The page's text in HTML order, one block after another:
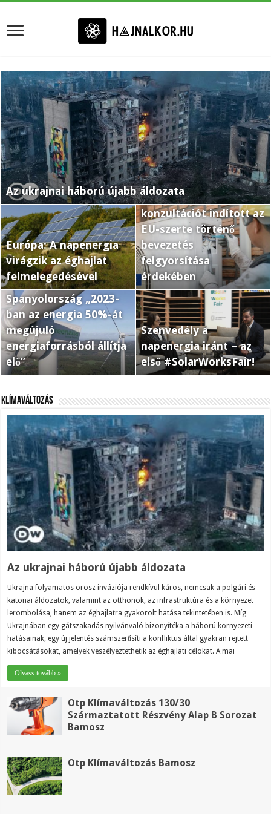
Az ukrajnai háború újabb áldozata
Európa: A napenergia
virágzik az éghajlat
felmelegedésével
Hőszivattyúkra
vonatkozó cselekvési
terv: a Bizottság online
konzultációt indított az
EU-szerte történő
bevezetés
felgyorsítása
érdekében
Spanyolország „2023-
ban az energia 50%-át
megújuló
energiaforrásból állítja
elő”
Szenvedély a
napenergia iránt – az
első #SolarWorksFair!
Klímaváltozás
Az ukrajnai háború újabb áldozata
Ukrajna folyamatos orosz inváziója rendkívül káros, nemcsak a polgári és
katonai áldozatok, valamint az otthonok, az infrastruktúra és a környezet
lerombolása, hanem az éghajlatra gyakorolt ​​hatása tekintetében is. Míg
Ukrajnában egy gátszakadás nyilvánvaló bizonyítéka a háború környezeti
hatásainak, egy új jelentés számszerűsíti a konfliktus által gyakran rejtett
kibocsátásokat, amelyek veszélyeztethetik az éghajlati célokat. A mai
Olvass tovább »
Otp Klímaváltozás 130/30
Származtatott Részvény Alap B Sorozat
Bamosz
Otp Klímaváltozás Bamosz